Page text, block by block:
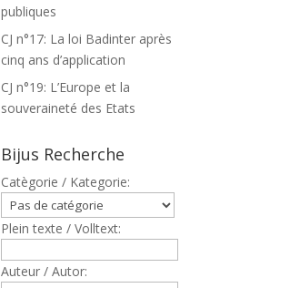
publiques
CJ n°17: La loi Badinter après
cinq ans d’application
CJ n°19: L’Europe et la
souveraineté des Etats
Bijus Recherche
Catègorie / Kategorie:
Plein texte / Volltext:
Auteur / Autor: